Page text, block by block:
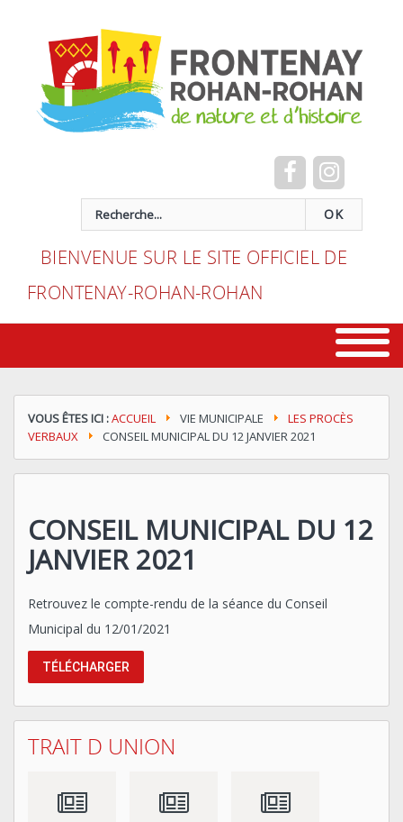
OK
BIENVENUE SUR LE SITE OFFICIEL DE
FRONTENAY-ROHAN-ROHAN
VOUS ÊTES ICI :ACCUEIL VIE MUNICIPALE
LES PROCÈS
VERBAUX
CONSEIL MUNICIPAL DU 12 JANVIER 2021
CONSEIL MUNICIPAL DU 12
JANVIER 2021
Retrouvez le compte-rendu de la séance du Conseil
Municipal du 12/01/2021
TÉLÉCHARGER
TRAIT D UNION